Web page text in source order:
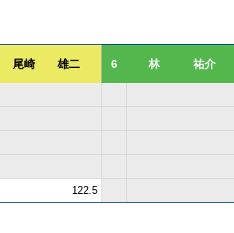
尾崎 雄二 6 林 祐介
122.5